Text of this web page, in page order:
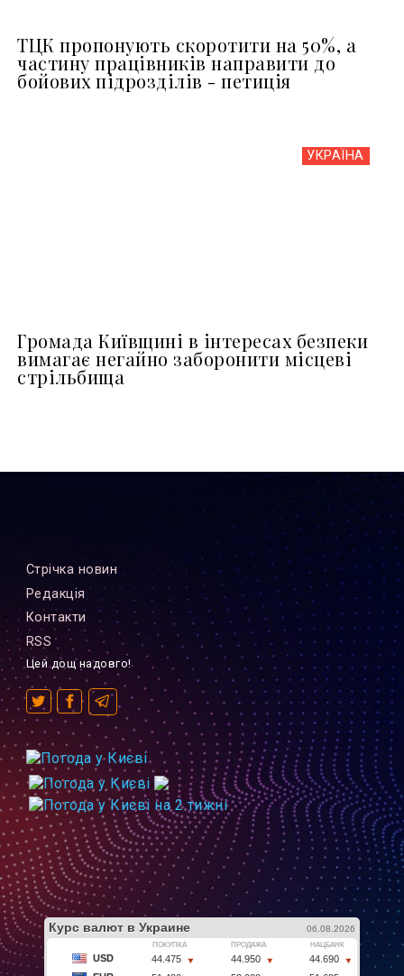
ТЦК пропонують скоротити на 50%, а
частину працівників направити до
бойових підрозділів - петиція
УКРАЇНА
Громада Київщині в інтересах безпеки
вимагає негайно заборонити місцеві
стрільбища
Стрiчка новин
Редакцiя
Контакти
RSS
Цей дощ надовго!